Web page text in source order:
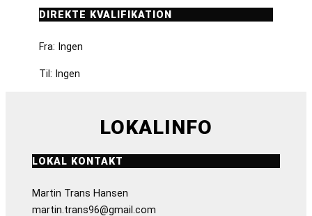
DIREKTE KVALIFIKATION
Fra: Ingen
Til: Ingen
LOKALINFO
LOKAL KONTAKT
Martin Trans Hansen
martin.trans96@gmail.com